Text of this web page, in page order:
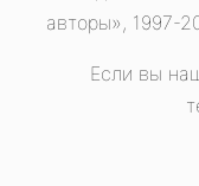
авторы», 1997-
Если вы